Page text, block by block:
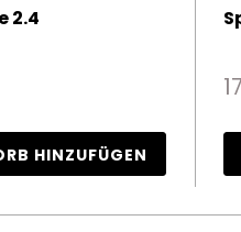
2.4
HINZUFÜGEN